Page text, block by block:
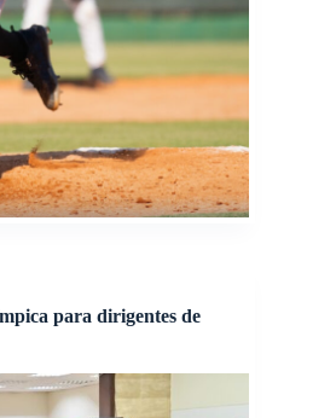
para dirigentes de